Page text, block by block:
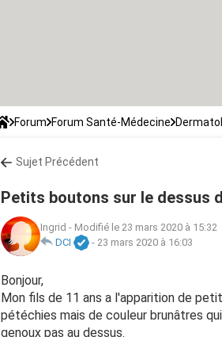
Forum Forum Santé-Médecine
Sujet Précédent
Petits boutons sur le dessus
Ingrid - Modifié le 23 mars 2020 à 15:32
DCI
- 23 mars 2020 à 16:03
Bonjour,
Mon fils de 11 ans a l'apparition de
pétéchies mais de couleur brunâtres
genoux pas au dessus.